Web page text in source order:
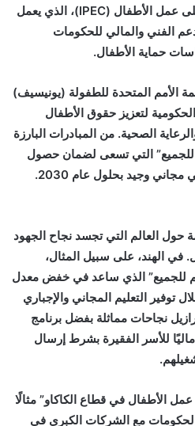
برنامج العمل الدولي للقضاء على عمل الأطفال (IPEC)، الذي يعمل
الدعم الفني والمالي للحكومات
حماية الأطفال.
الأمم المتحدة للطفولة (يونيسيف)
لتعزيز حقوق الأطفال
الصحية. من المبادرات البارزة
للجميع” التي تسعى لضمان حصول
وجيد بحلول عام 2030.
حول العالم التي تجسد نجاح الجهود
في الهند، على سبيل المثال،
للجميع” الذي ساعد في خفض معدل
التعليم المجاني والإجباري
نجاحات مماثلة بفضل برنامج
ماليًا للأسر الفقيرة بشرط إرسال
عمل الأطفال في قطاع الكاكاو” مثالًا
مع الشركات الكبرى في